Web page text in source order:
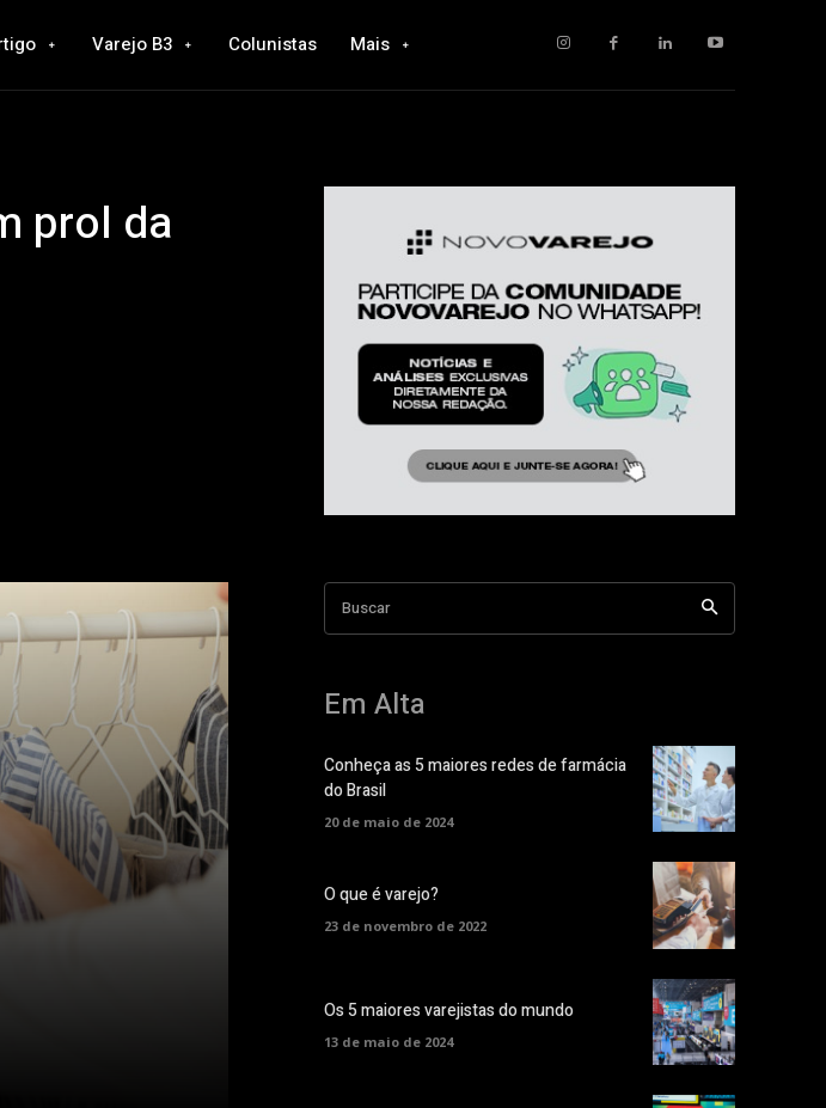
Varejo B3 Colunistas Mais
prol da
Buscar
Em Alta
Conheça as 5 maiores redes de farmácia
do Brasil
20 de maio de 2024
O que é varejo?
23 de novembro de 2022
Os 5 maiores varejistas do mundo
13 de maio de 2024